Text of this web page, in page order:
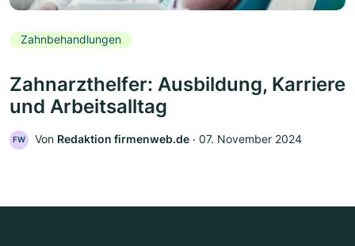
Zahnbehandlungen
Zahnarzthelfer: Ausbildung, Karriere
und Arbeitsalltag
FW Von Redaktion firmenweb.de ‧ 07. November 2024